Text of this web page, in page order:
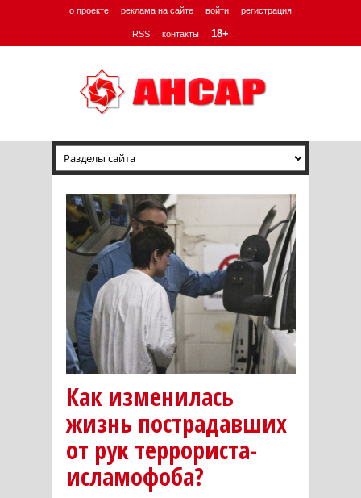
о проекте реклама на сайте войти регистрация
RSS контакты 18+
Как изменилась
жизнь пострадавших
от рук террориста-
исламофоба?